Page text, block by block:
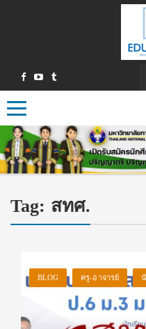
Toggle navigation
Tag: สทศ.
BLOG ครู-อาจารย์